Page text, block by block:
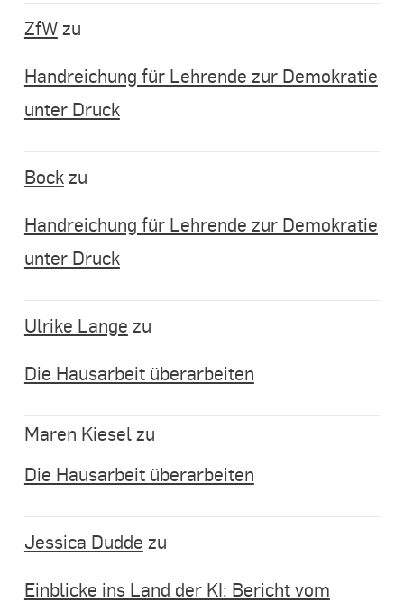
ZfWzu
Handreichung für Lehrende zur Demokratie
unter Druck
Bockzu
Handreichung für Lehrende zur Demokratie
unter Druck
Ulrike Lange zu
Die Hausarbeit überarbeiten
Maren Kieselzu
Die Hausarbeit überarbeiten
Jessica Dudde zu
Einblicke ins Land der KI: Bericht vom